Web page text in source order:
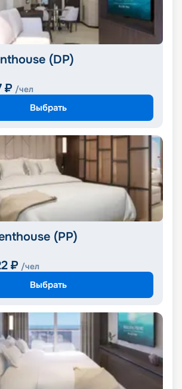
(DP)
₽ /чел
Выбрать
(PP)
₽ /чел
Выбрать